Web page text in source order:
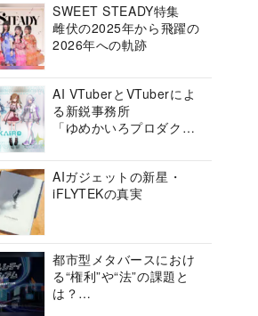
SWEET STEADY特集
雌伏の2025年から飛躍の
2026年への軌跡
AI VTuberとVTuberによ
る新鋭事務所
「ゆめかいろプロダクシ
AIガジェットの新星・
iFLYTEKの真実
都市型メタバースにおけ
る“権利”や“法”の課題と
は？